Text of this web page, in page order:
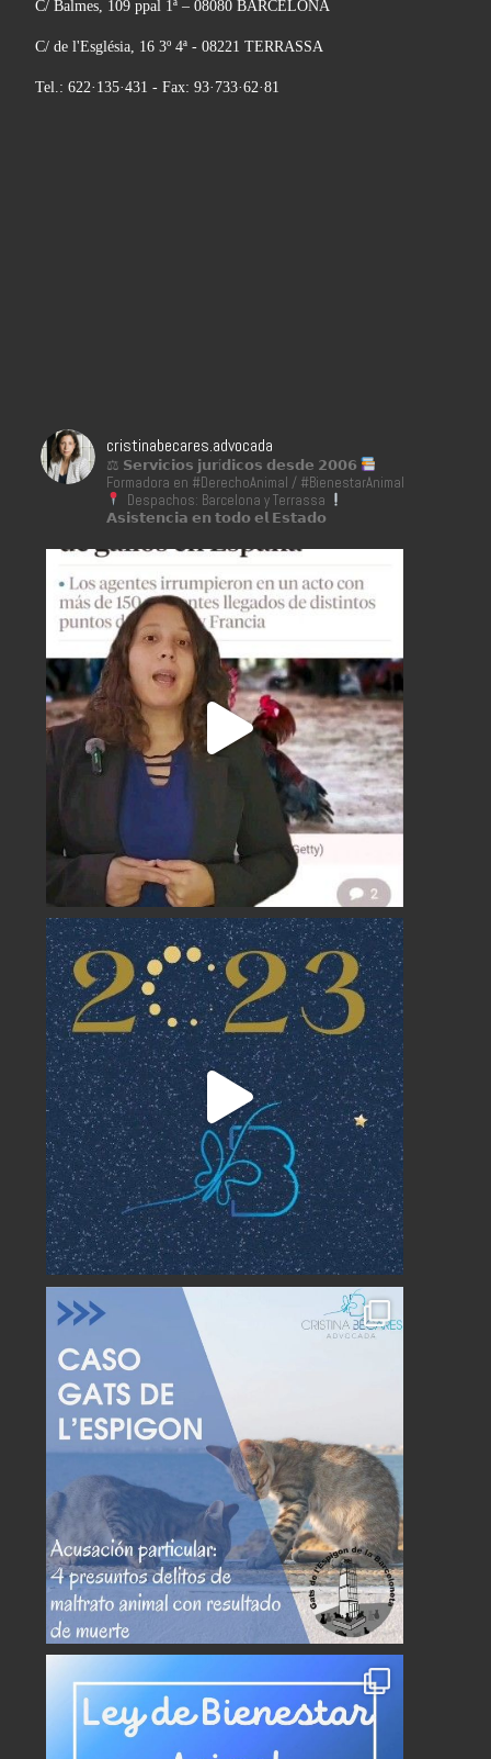
C/ Balmes, 109 ppal 1ª – 08080 BARCELONA
C/ de l'Església, 16 3º 4ª - 08221 TERRASSA
Tel.: 622·135·431 - Fax: 93·733·62·81
cristinabecares.advocada
⚖ 𝗦𝗲𝗿𝘃𝗶𝗰𝗶𝗼𝘀 𝗷𝘂𝗿í𝗱𝗶𝗰𝗼𝘀 𝗱𝗲𝘀𝗱𝗲 𝟮𝟬𝟬𝟲
Formadora en #DerechoAnimal / #BienestarAnimal
Despachos: Barcelona y Terrassa
𝗔𝘀𝗶𝘀𝘁𝗲𝗻𝗰𝗶𝗮 𝗲𝗻 𝘁𝗼𝗱𝗼 𝗲𝗹 𝗘𝘀𝘁𝗮𝗱𝗼